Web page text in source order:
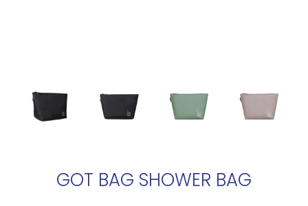
GOT BAG SHOWER BAG